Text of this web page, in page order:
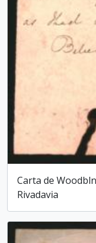
Carta de
Rivadavia